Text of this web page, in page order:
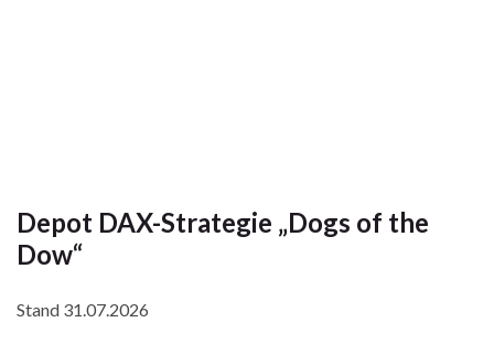
Depot DAX-Strategie „Dogs of the
Dow“
Stand 31.07.2026